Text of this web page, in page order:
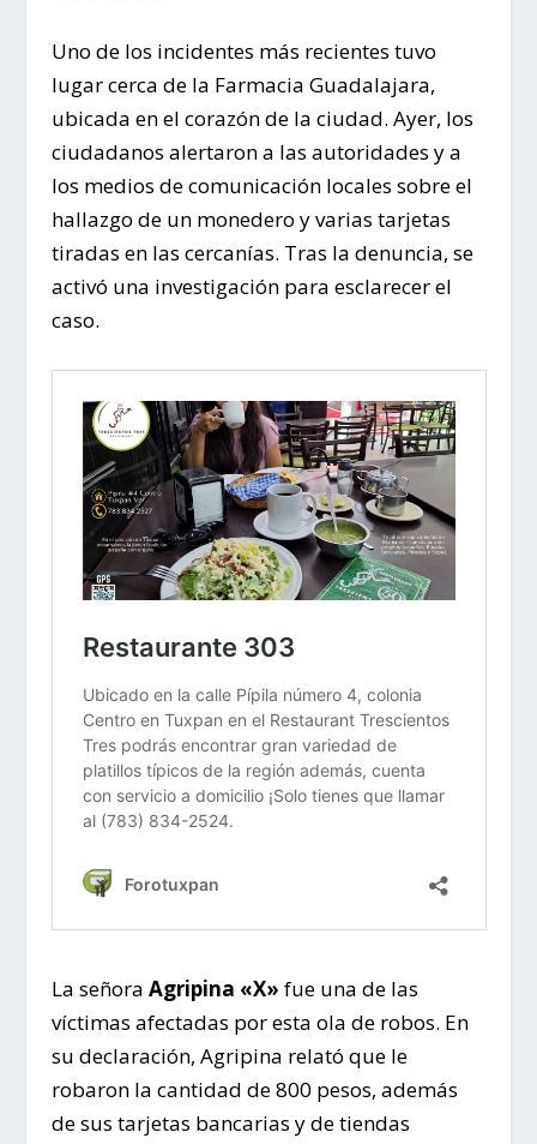
Uno de los incidentes más recientes tuvo
lugar cerca de la Farmacia Guadalajara,
ubicada en el corazón de la ciudad. Ayer, los
ciudadanos alertaron a las autoridades y a
los medios de comunicación locales sobre el
hallazgo de un monedero y varias tarjetas
tiradas en las cercanías. Tras la denuncia, se
activó una investigación para esclarecer el
caso.
La señora Agripina «X» fue una de las
víctimas afectadas por esta ola de robos. En
su declaración, Agripina relató que le
robaron la cantidad de 800 pesos, además
de sus tarjetas bancarias y de tiendas